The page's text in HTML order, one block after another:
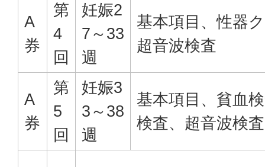
A
券
第
4
回
妊娠2
7～33
週
基本項目、性器
超音波検査
A
券
第
5
回
妊娠3
3～38
週
基本項目、貧血
検査、超音波検査